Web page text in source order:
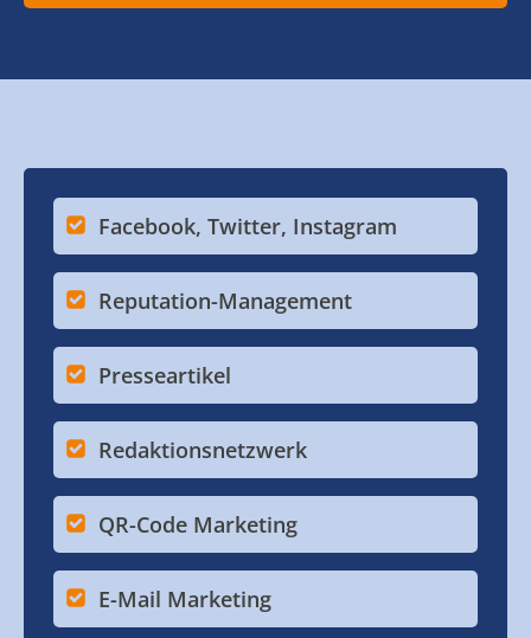
Facebook, Twitter, Instagram
Reputation-Management
Presseartikel
Redaktionsnetzwerk
QR-Code Marketing
E-Mail Marketing